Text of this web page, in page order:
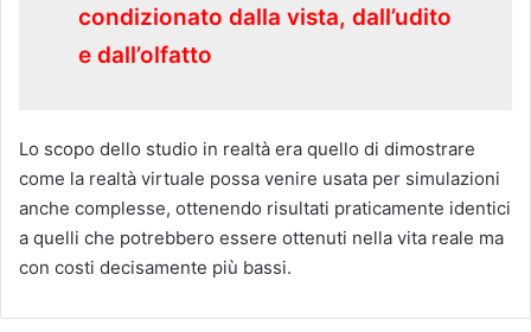
condizionato dalla vista, dall’udito
e dall’olfatto
Lo scopo dello studio in realtà era quello di dimostrare
come la realtà virtuale possa venire usata per simulazioni
anche complesse, ottenendo risultati praticamente identici
a quelli che potrebbero essere ottenuti nella vita reale ma
con costi decisamente più bassi.